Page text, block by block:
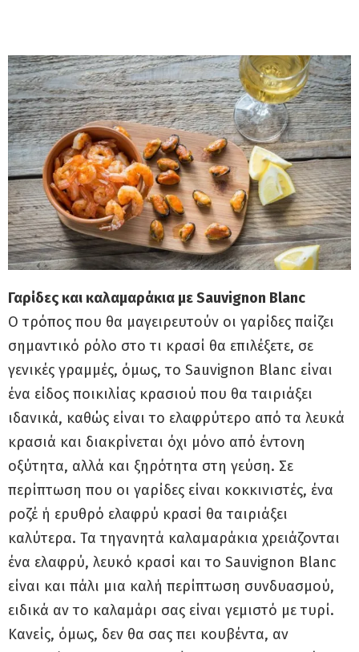
Γαρίδες και καλαμαράκια με Sauvignon Blanc
Ο τρόπος που θα μαγειρευτούν οι γαρίδες παίζει
σημαντικό ρόλο στο τι κρασί θα επιλέξετε, σε
γενικές γραμμές, όμως, τo Sauvignon Blanc είναι
ένα είδος ποικιλίας κρασιού που θα ταιριάξει
ιδανικά, καθώς είναι το ελαφρύτερο από τα λευκά
κρασιά και διακρίνεται όχι μόνο από έντονη
οξύτητα, αλλά και ξηρότητα στη γεύση. Σε
περίπτωση που οι γαρίδες είναι κοκκινιστές, ένα
ροζέ ή ερυθρό ελαφρύ κρασί θα ταιριάξει
καλύτερα. Τα τηγανητά καλαμαράκια χρειάζονται
ένα ελαφρύ, λευκό κρασί και το Sauvignon Blanc
είναι και πάλι μια καλή περίπτωση συνδυασμού,
ειδικά αν το καλαμάρι σας είναι γεμιστό με τυρί.
Κανείς, όμως, δεν θα σας πει κουβέντα, αν